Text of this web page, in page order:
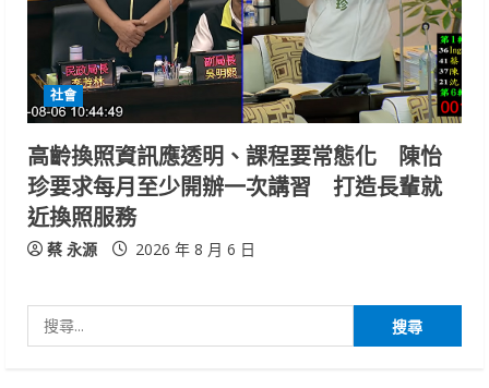
社會
高齡換照資訊應透明、課程要常態化 陳怡
珍要求每月至少開辦一次講習 打造長輩就
近換照服務
蔡 永源 2026 年 8 月 6 日
尋